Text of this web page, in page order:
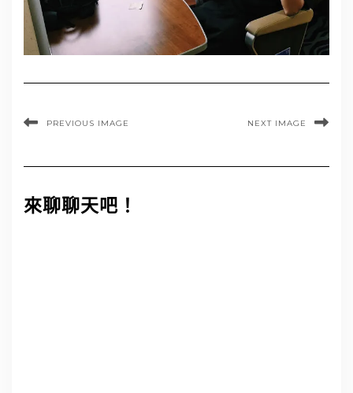
PREVIOUS IMAGE NEXT IMAGE
來聊聊天吧！